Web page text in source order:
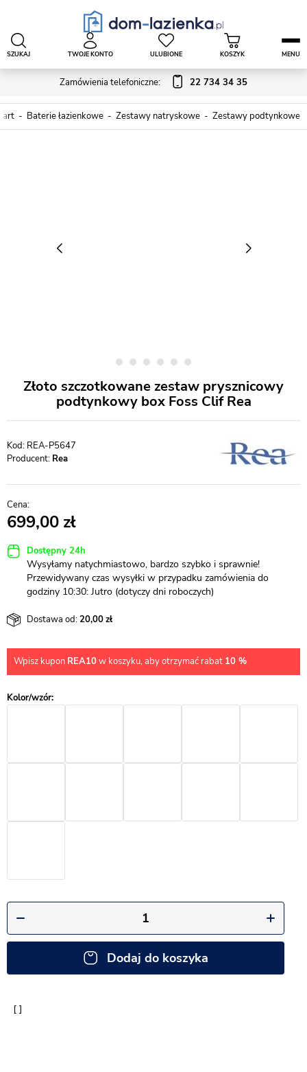
Zamówienia telefoniczne: 22 734 34 35
SZUKAJ TWOJE KONTO ULUBIONE KOSZYK MENU
Baterie łazienkowe Zestawy natryskowe Zestawy podtynkowe
Złoto szczotkowane zestaw prysznicowy
podtynkowy box Foss Clif Rea
REA-P5647
Producent: Rea
699,00
Dostępny 24h
Wysyłamy natychmiastowo, bardzo szybko i sprawnie!
Przewidywany czas wysyłki w przypadku zamówienia do
godziny 10:30: Jutro (dotyczy dni roboczych)
Dostawa od:20,00
Wpisz kupon REA10w koszyku, aby otrzymać rabat 10 %
Dodaj do koszyka